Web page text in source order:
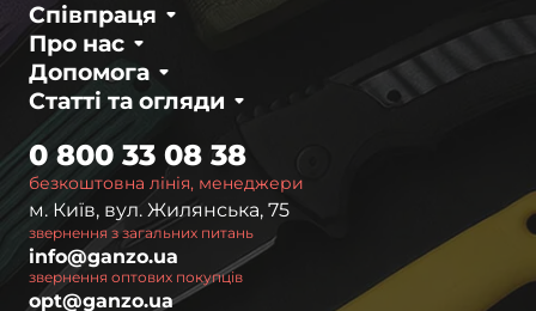
Про нас
Співпраця
Статті та огляди
Допомога
безкоштовна лінія, менеджери
0 800 33 08 38
м. Київ, вул. Жилянська, 75
звернення з загальних питань
info@ganzo.ua
звернення оптових покупців
opt@ganzo.ua